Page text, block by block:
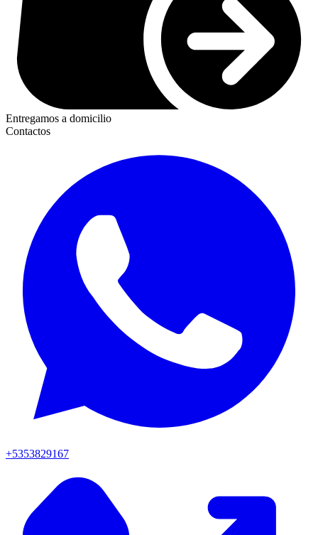
Entregamos a domicilio
Contactos
+5353829167